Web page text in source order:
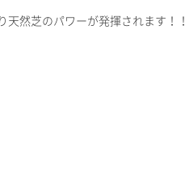
然芝のパワーが発揮されます！！